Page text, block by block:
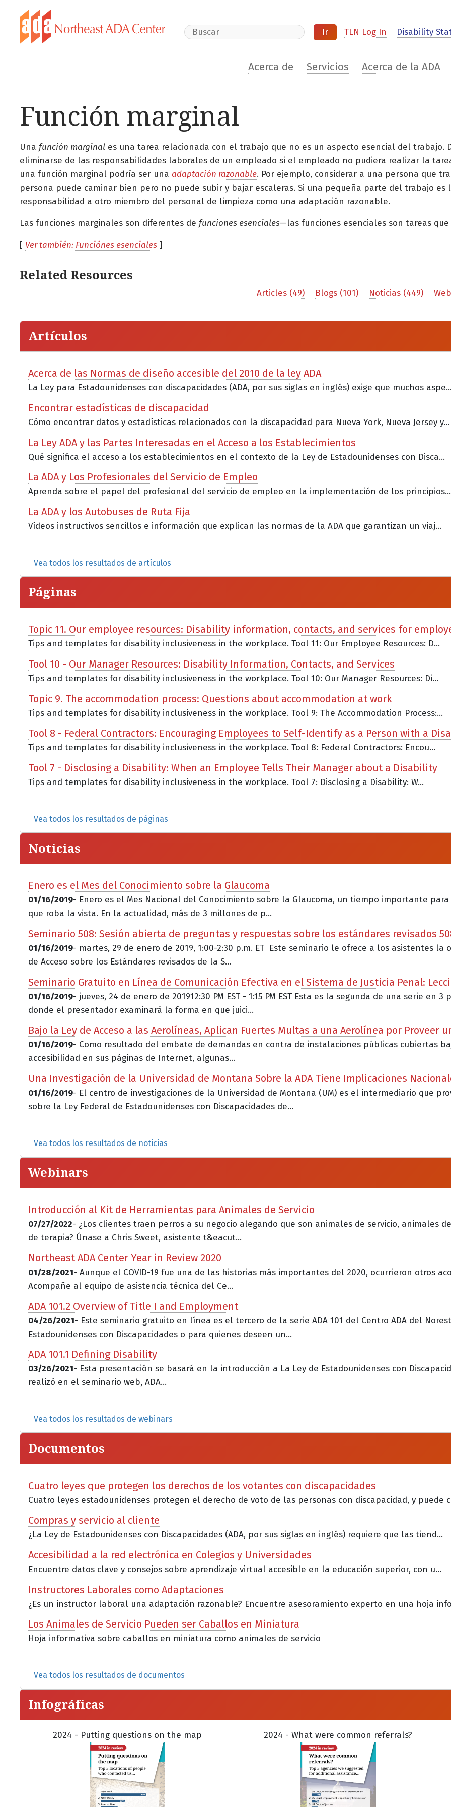
Search Website TLN Log In Disability
Acerca de Servicios Acerca de la ADA
Función marginal
Una función marginal es una tarea relacionada con el trabajo que no es un aspecto esencial del trabajo.
eliminarse de las responsabilidades laborales de un empleado si el empleado no pudiera realizar la
una función marginal podría ser una adaptación razonable. Por ejemplo, considerar a una persona que
persona puede caminar bien pero no puede subir y bajar escaleras. Si una pequeña parte del trabajo
responsabilidad a otro miembro del personal de limpieza como una adaptación razonable.
Las funciones marginales son diferentes de funciones esenciales—las funciones esenciales son tareas
[ Ver también: Funciónes esenciales ]
Related Resources
Articles (49) Blogs (101) Noticias (449)
Artículos
Acerca de las Normas de diseño accesible del 2010 de la ley ADA
La Ley para Estadounidenses con discapacidades (ADA, por sus siglas en inglés) exige que muchos
Encontrar estadísticas de discapacidad
Cómo encontrar datos y estadísticas relacionados con la discapacidad para Nueva York, Nueva Jersey y...
La Ley ADA y las Partes Interesadas en el Acceso a los Establecimientos
Qué significa el acceso a los establecimientos en el contexto de la Ley de Estadounidenses con Disca...
La ADA y Los Profesionales del Servicio de Empleo
Aprenda sobre el papel del profesional del servicio de empleo en la implementación de los principios...
La ADA y los Autobuses de Ruta Fija
Vídeos instructivos sencillos e información que explican las normas de la ADA que garantizan un viaj...
Vea todos los resultados de artículos
Páginas
Topic 11. Our employee resources: Disability information, contacts, and services for
Tips and templates for disability inclusiveness in the workplace. Tool 11: Our Employee Resources: D...
Tool 10 - Our Manager Resources: Disability Information, Contacts, and Services
Tips and templates for disability inclusiveness in the workplace. Tool 10: Our Manager Resources: Di...
Topic 9. The accommodation process: Questions about accommodation at work
Tips and templates for disability inclusiveness in the workplace. Tool 9: The Accommodation Process:...
Tool 8 - Federal Contractors: Encouraging Employees to Self-Identify as a Person with a
Tips and templates for disability inclusiveness in the workplace. Tool 8: Federal Contractors: Encou...
Tool 7 - Disclosing a Disability: When an Employee Tells Their Manager about a Disability
Tips and templates for disability inclusiveness in the workplace. Tool 7: Disclosing a Disability: W...
Vea todos los resultados de páginas
Noticias
Enero es el Mes del Conocimiento sobre la Glaucoma
01/16/2019- Enero es el Mes Nacional del Conocimiento sobre la Glaucoma, un tiempo importante
que roba la vista. En la actualidad, más de 3 millones de p...
Seminario 508: Sesión abierta de preguntas y respuestas sobre los estándares revisados
01/16/2019- martes, 29 de enero de 2019, 1:00-2:30 p.m. ET Este seminario le ofrece a los asistentes
de Acceso sobre los Estándares revisados de la S...
Seminario Gratuito en Línea de Comunicación Efectiva en el Sistema de Justicia Penal:
01/16/2019- jueves, 24 de enero de 201912:30 PM EST - 1:15 PM EST Esta es la segunda de una serie en
donde el presentador examinará la forma en que juici...
Bajo la Ley de Acceso a las Aerolíneas, Aplican Fuertes Multas a una Aerolínea por Proveer
01/16/2019- Como resultado del embate de demandas en contra de instalaciones públicas cubiertas
accesibilidad en sus páginas de Internet, algunas...
Una Investigación de la Universidad de Montana Sobre la ADA Tiene Implicaciones
01/16/2019- El centro de investigaciones de la Universidad de Montana (UM) es el intermediario que
sobre la Ley Federal de Estadounidenses con Discapacidades de...
Vea todos los resultados de noticias
Webinars
Introducción al Kit de Herramientas para Animales de Servicio
07/27/2022- ¿Los clientes traen perros a su negocio alegando que son animales de servicio, animales
de terapia? Únase a Chris Sweet, asistente t&eacut...
Northeast ADA Center Year in Review 2020
01/28/2021- Aunque el COVID-19 fue una de las historias más importantes del 2020, ocurrieron otros
Acompañe al equipo de asistencia técnica del Ce...
ADA 101.2 Overview of Title I and Employment
04/26/2021- Este seminario gratuito en línea es el tercero de la serie ADA 101 del Centro ADA del
Estadounidenses con Discapacidades o para quienes deseen un...
ADA 101.1 Defining Disability
03/26/2021- Esta presentación se basará en la introducción a La Ley de Estadounidenses con
realizó en el seminario web, ADA...
Vea todos los resultados de webinars
Documentos
Cuatro leyes que protegen los derechos de los votantes con discapacidades
Cuatro leyes estadounidenses protegen el derecho de voto de las personas con discapacidad, y puede
Compras y servicio al cliente
¿La Ley de Estadounidenses con Discapacidades (ADA, por sus siglas en inglés) requiere que las tiend...
Accesibilidad a la red electrónica en Colegios y Universidades
Encuentre datos clave y consejos sobre aprendizaje virtual accesible en la educación superior, con u...
Instructores Laborales como Adaptaciones
¿Es un instructor laboral una adaptación razonable? Encuentre asesoramiento experto en una hoja
Los Animales de Servicio Pueden ser Caballos en Miniatura
Hoja informativa sobre caballos en miniatura como animales de servicio
Vea todos los resultados de documentos
Infográficas
2024 - Putting questions on the map 2024 - What were common referrals?